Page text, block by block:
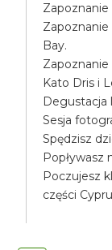
Zapoznanie
Zapoznanie
Bay.
Kato Dris i
Degustacja
Sesja
Spędzisz
Popływasz
Poczujesz
części